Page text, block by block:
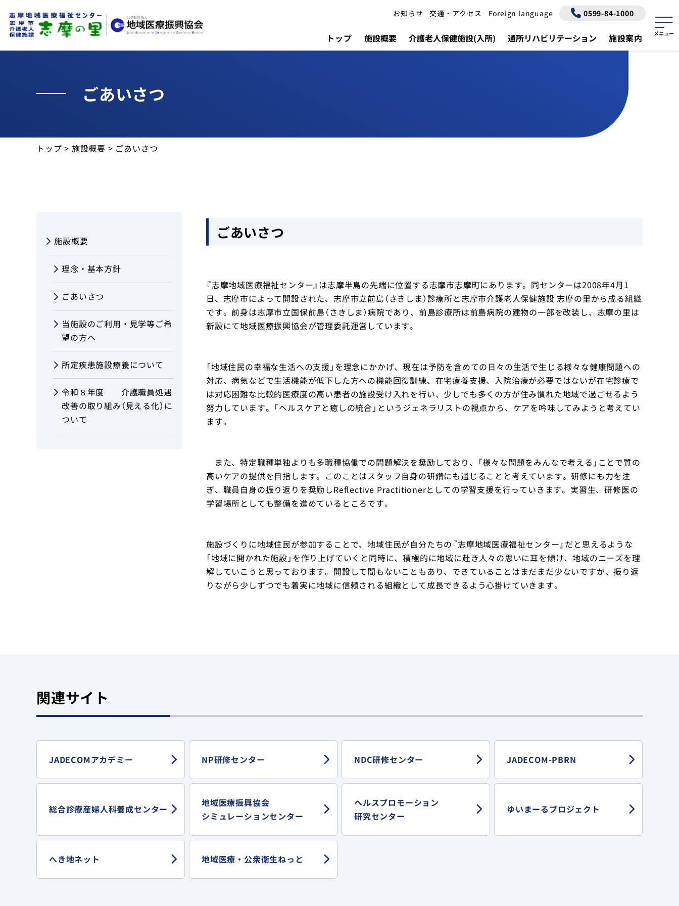
お知らせ 交通・アクセス Foreign language 0599-84-1000
トップ 施設概要 介護老人保健施設(入所) 通所リハビリテーション 施設案内
交通・アクセス
介護老人保健施設(入所)
ごあいさつ
トップ > 施設概要 > ごあいさつ
ごあいさつ
『志摩地域医療福祉センター』は志摩半島の先端に位置する志摩市志摩町にあります。同センターは2008年4月1
日、志摩市によって開設された、志摩市立前島（さきしま）診療所と志摩市介護老人保健施設 志摩の里から成る組織
です。前身は志摩市立国保前島（さきしま）病院であり、前島診療所は前島病院の建物の一部を改装し、志摩の里は
新設にて地域医療振興協会が管理委託運営しています。
「地域住民の幸福な生活への支援」を理念にかかげ、現在は予防を含めての日々の生活で生じる様々な健康問題への
対応、病気などで生活機能が低下した方への機能回復訓練、在宅療養支援、入院治療が必要ではないが在宅診療で
は対応困難な比較的医療度の高い患者の施設受け入れを行い、少しでも多くの方が住み慣れた地域で過ごせるよう
努力しています。「ヘルスケアと癒しの統合」というジェネラリストの視点から、ケアを吟味してみようと考えてい
ます。
また、特定職種単独よりも多職種協働での問題解決を奨励しており、「様々な問題をみんなで考える」ことで質の
高いケアの提供を目指します。このことはスタッフ自身の研鑽にも通じることと考えています。研修にも力を注
ぎ、職員自身の振り返りを奨励しReflective Practitionerとしての学習支援を行っていきます。実習生、研修医の
学習場所としても整備を進めているところです。
施設づくりに地域住民が参加することで、地域住民が自分たちの『志摩地域医療福祉センター』だと思えるような
「地域に開かれた施設」を作り上げていくと同時に、積極的に地域に赴き人々の思いに耳を傾け、地域のニーズを理
解していこうと思っております。開設して間もないこともあり、できていることはまだまだ少ないですが、振り返
りながら少しずつでも着実に地域に信頼される組織として成長できるよう心掛けていきます。
施設概要
理念・基本方針
ごあいさつ
当施設のご利用・見学等ご希
望の方へ
所定疾患施設療養について
令和８年度 介護職員処遇
改善の取り組み（見える化）に
ついて
関連サイト
JADECOMアカデミー NP研修センター NDC研修センター JADECOM-PBRN
総合診療産婦人科養成センター
地域医療振興協会
シミュレーションセンター
ヘルスプロモーション
研究センター
ゆいまーるプロジェクト
へき地ネット 地域医療・ 公衆衛生ねっと